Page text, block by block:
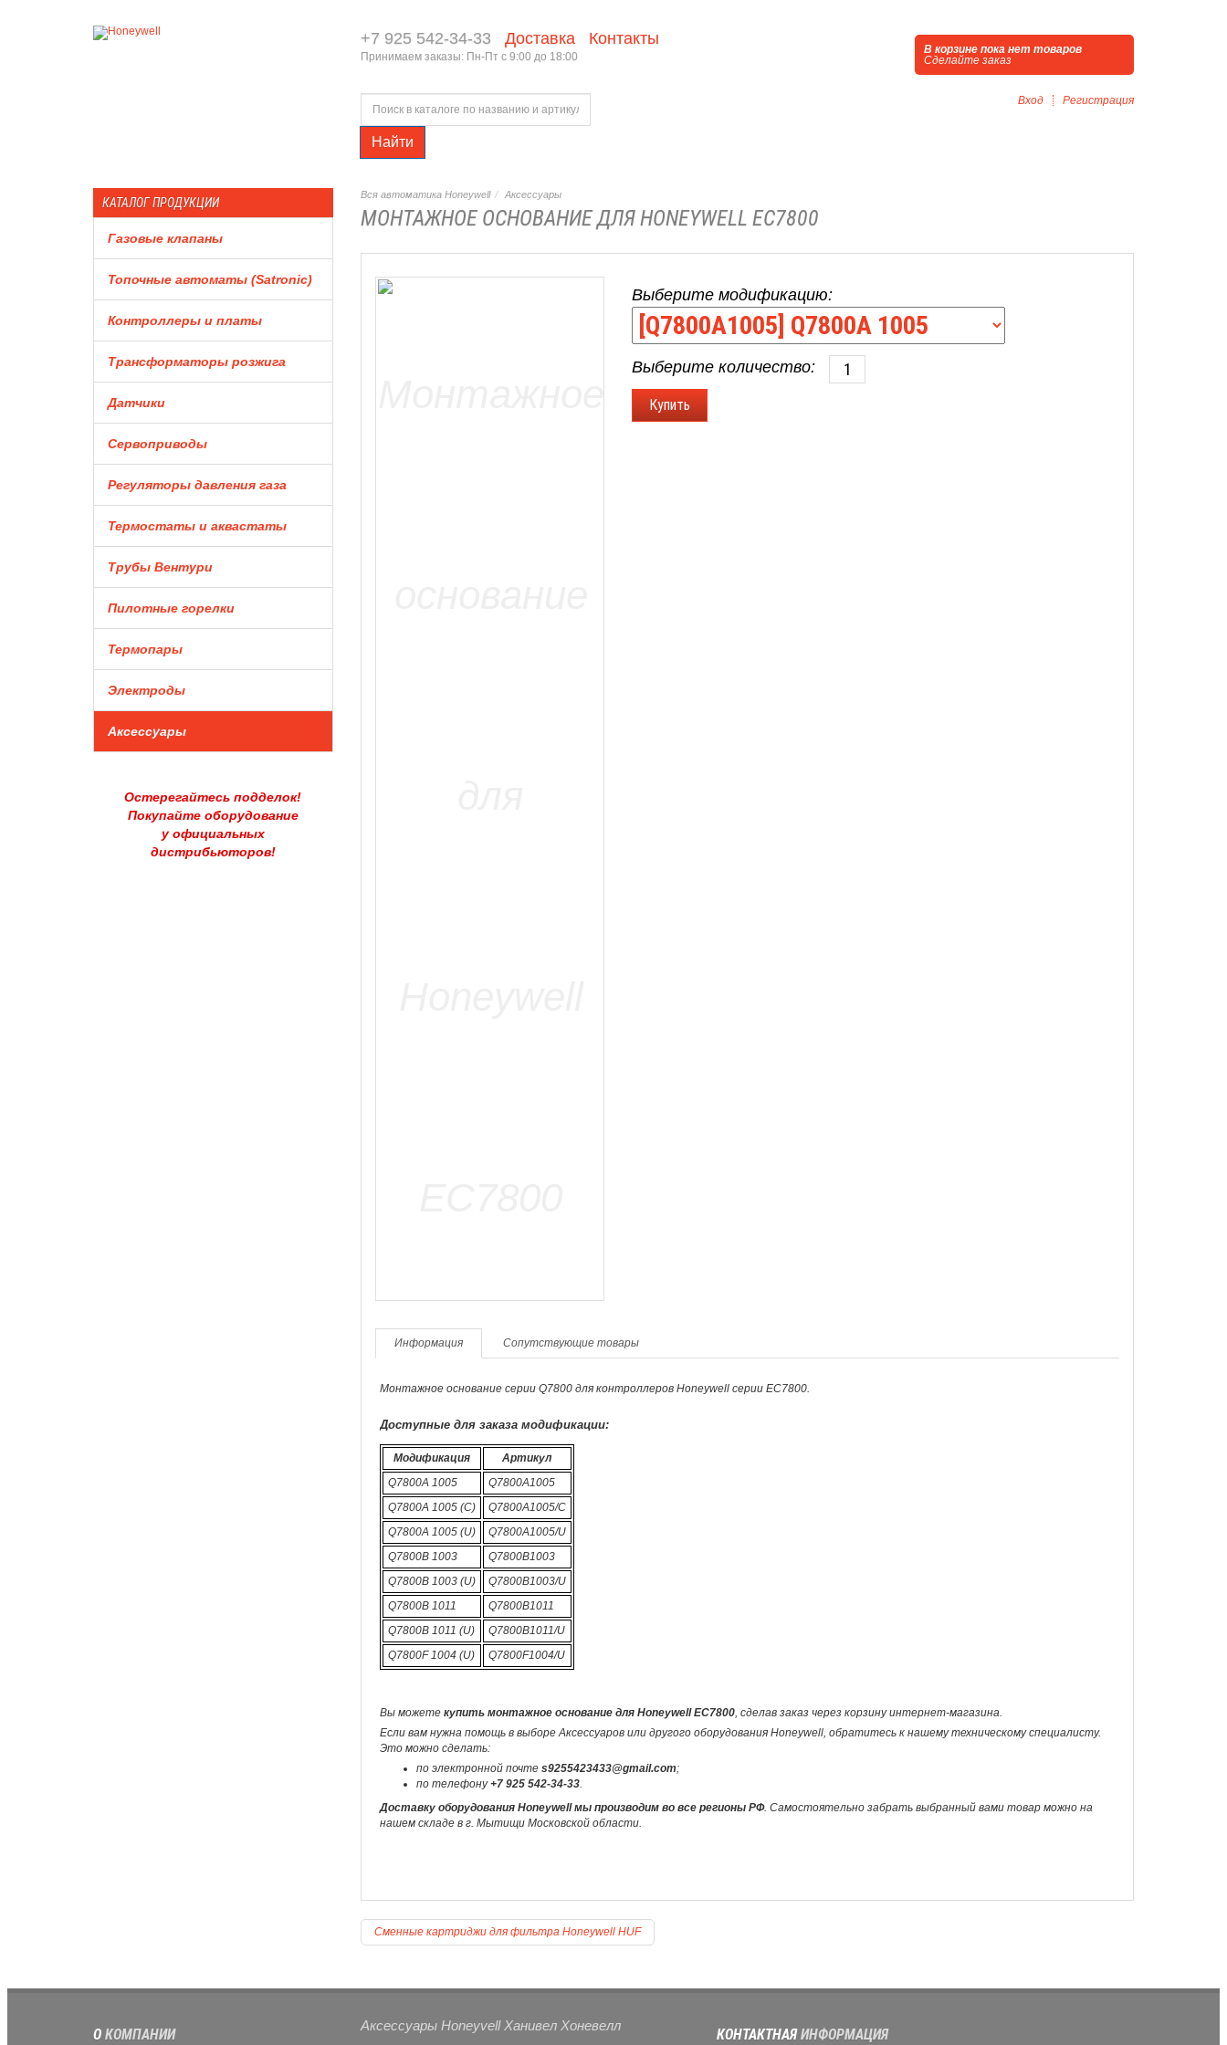
+7 925 542-34-33 Доставка Контакты
Принимаем заказы: Пн-Пт с 9:00 до 18:00
В корзине пока нет товаров
Сделайте заказ
Найти
Вход Регистрация
КАТАЛОГ ПРОДУКЦИИ
Газовые клапаны
Топочные автоматы (Satronic)
Контроллеры и платы
Трансформаторы розжига
Датчики
Сервоприводы
Регуляторы давления газа
Термостаты и аквастаты
Трубы Вентури
Пилотные горелки
Термопары
Электроды
Аксессуары
Остерегайтесь подделок!
Покупайте оборудование
у официальных
дистрибьюторов!
Вся автоматика Honeywell Аксессуары
МОНТАЖНОЕ ОСНОВАНИЕ ДЛЯ HONEYWELL EC7800
Выберите модификацию:
Выберите количество:
Информация Сопутствующие товары
Монтажное основание серии Q7800 для контроллеров Honeywell серии EC7800.
Доступные для заказа модификации:
Модификация
Артикул
Q7800A 1005
Q7800A1005
Q7800A 1005 (C)
Q7800A1005/C
Q7800A 1005 (U)
Q7800A1005/U
Q7800B 1003
Q7800B1003
Q7800B 1003 (U)
Q7800B1003/U
Q7800B 1011
Q7800B1011
Q7800B 1011 (U)
Q7800B1011/U
Q7800F 1004 (U)
Q7800F1004/U
Вы можете купить монтажное основание для Honeywell EC7800, сделав заказ через корзину интернет-магазина.
Если вам нужна помощь в выборе Аксессуаров или другого оборудования Honeywell, обратитесь к нашему техническому специалисту.
Это можно сделать:
по электронной почте s9255423433@gmail.com;
по телефону+7 925 542-34-33.
Доставку оборудования Honeywell мы производим во все регионы РФ. Самостоятельно забрать выбранный вами товар можно на
нашем складе в г. Мытищи Московской области.
Сменные картриджи для фильтра Honeywell HUF
О КОМПАНИИ Аксессуары Honeyvell Ханивел Хоневелл КОНТАКТНАЯИНФОРМАЦИЯ